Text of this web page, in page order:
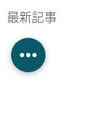
最新記事